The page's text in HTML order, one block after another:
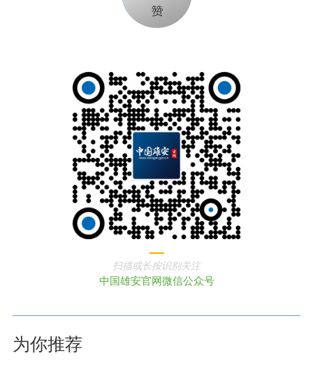
扫描或长按识别关注
中国雄安官网微信公众号
为你推荐